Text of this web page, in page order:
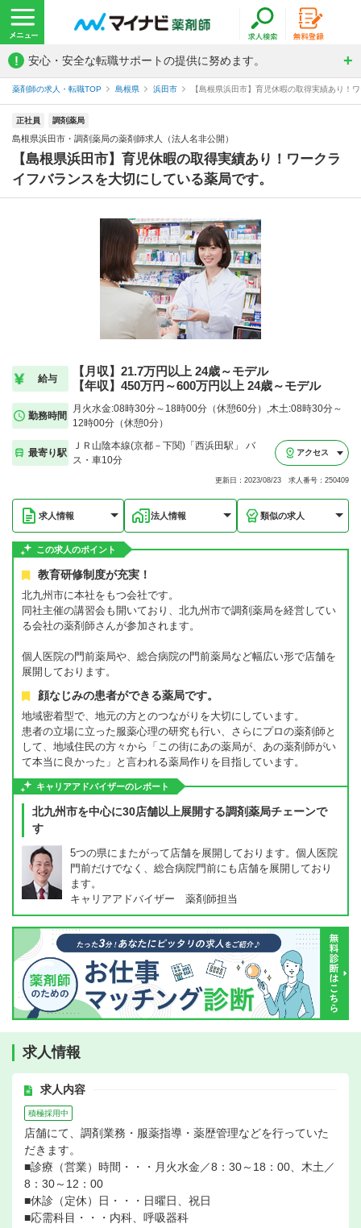
! 安心・安全な転職サポートの提供に努めます。
薬剤師の求人・転職TOP 島根県 浜田市 【島根県浜田市】育児休暇の取得実績あり！
正社員 調剤薬局
島根県浜田市・調剤薬局の薬剤師求人（法人名非公開）
【島根県浜田市】育児休暇の取得実績あり！ワークラ
イフバランスを大切にしている薬局です。
給与
【月収】21.7万円以上 24歳～モデル
【年収】450万円～600万円以上 24歳～モデル
勤務時間
月火水金:08時30分～18時00分（休憩60分）,木土:08時30分～
12時00分（休憩0分）
最寄り駅
ＪＲ山陰本線(京都－下関)「西浜田駅」 バ
ス・車10分
アクセス
更新日：2023/08/23 求人番号：250409
求人情報 法人情報 類似の求人
この求人のポイント
教育研修制度が充実！
北九州市に本社をもつ会社です。
同社主催の講習会も開いており、北九州市で調剤薬局を経営してい
る会社の薬剤師さんが参加されます。
個人医院の門前薬局や、総合病院の門前薬局など幅広い形で店舗を
展開しております。
顔なじみの患者ができる薬局です。
地域密着型で、地元の方とのつながりを大切にしています。
患者の立場に立った服薬心理の研究も行い、さらにプロの薬剤師と
して、地域住民の方々から「この街にあの薬局が、あの薬剤師がい
て本当に良かった」と言われる薬局作りを目指しています。
キャリアアドバイザーのレポート
北九州市を中心に30店舗以上展開する調剤薬局チェーンで
す
5つの県にまたがって店舗を展開しております。個人医院
門前だけでなく、総合病院門前にも店舗を展開しており
ます。
キャリアアドバイザー 薬剤師担当
求人情報
求人内容
積極採用中
店舗にて、調剤業務・服薬指導・薬歴管理などを行っていた
だきます。
■診療（営業）時間・・・月火水金／8：30～18：00、木土／
8：30～12：00
■休診（定休）日・・・日曜日、祝日
■応需科目・・・内科、呼吸器科